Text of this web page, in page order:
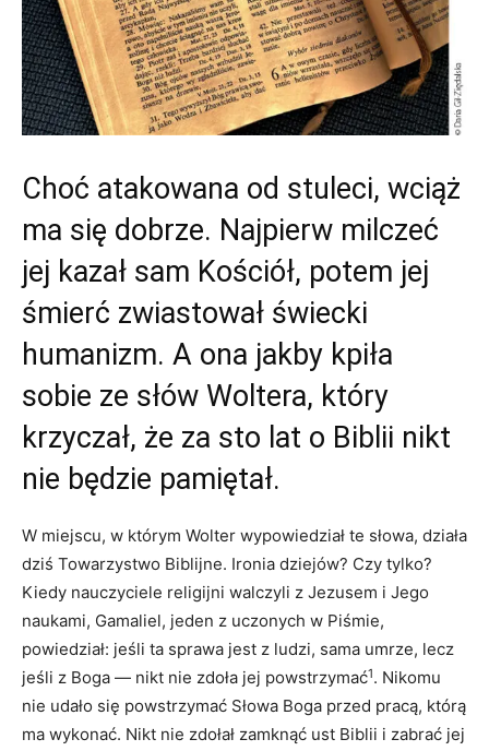
Choć atakowana od stuleci, wciąż
ma się dobrze. Najpierw milczeć
jej kazał sam Kościół, potem jej
śmierć zwiastował świecki
humanizm. A ona jakby kpiła
sobie ze słów Woltera, który
krzyczał, że za sto lat o Biblii nikt
nie będzie pamiętał.
W miejscu, w którym Wolter wypowiedział te słowa, działa
dziś Towarzystwo Biblijne. Ironia dziejów? Czy tylko?
Kiedy nauczyciele religijni walczyli z Jezusem i Jego
naukami, Gamaliel, jeden z uczonych w Piśmie,
powiedział: jeśli ta sprawa jest z ludzi, sama umrze, lecz
jeśli z Boga — nikt nie zdoła jej powstrzymać1. Nikomu
nie udało się powstrzymać Słowa Boga przed pracą, którą
ma wykonać. Nikt nie zdołał zamknąć ust Biblii i zabrać jej